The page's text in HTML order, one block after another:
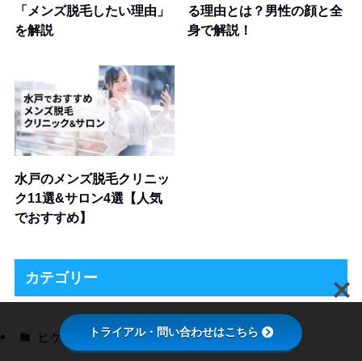
「メンズ脱毛したい理由」
を解説
る理由とは？男性の顔と全
身で解説！
水戸のメンズ脱毛クリニッ
ク11選&サロン4選【人気
でおすすめ】
カテゴリー
ヒゲ脱毛 (17)
トライアル・問い合わせはこちら